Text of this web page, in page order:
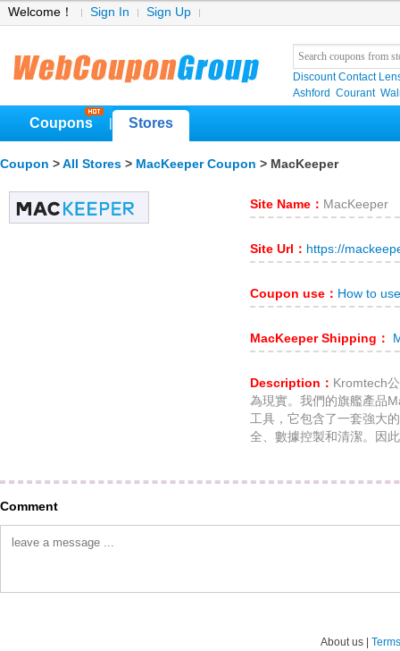
Welcome！ Sign In Sign Up
Discount Contact
Ashford Courant
Coupons Stores
Coupon > All Stores > MacKeeper Coupon > MacKeeper
Site Name： MacKeeper
Site Url： https://
Coupon use： How to
MacKeeper Shipping：
Description： Kromtech
為現實。我們的旗艦產品
工具，它包含了一套強大
全、數據控製和清潔。因
Comment
About us |